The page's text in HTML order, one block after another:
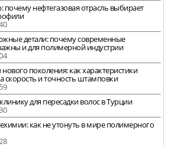
нефтегазовая отрасль выбирает
детали: почему современные
и для полимерной индустрии
поколения: как характеристики
скорость и точность штамповки
для пересадки волос в Турции
как не утонуть в мире полимерного